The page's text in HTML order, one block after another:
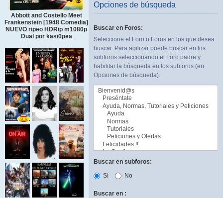
Abbott and Costello Meet
Frankenstein [1948 Comedia]
NUEVO ripeo HDRip m1080p
Dual por kasi0pea
Opciones de búsqueda
Buscar en Foros:
Seleccione el Foro o Foros en los que desea
buscar. Para agilizar puede buscar en los
subforos seleccionando el Foro padre y
habilitar la búsqueda en los subforos (en
Opciones de búsqueda).
Buscar en subforos:
Sí
No
Buscar en :